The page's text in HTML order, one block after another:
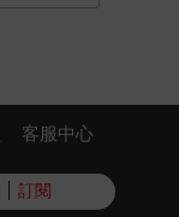
客服中心
訂閱